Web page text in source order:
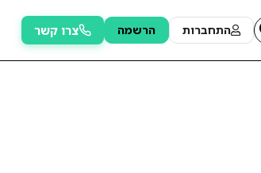
התחברות הרשמה צרו קשר